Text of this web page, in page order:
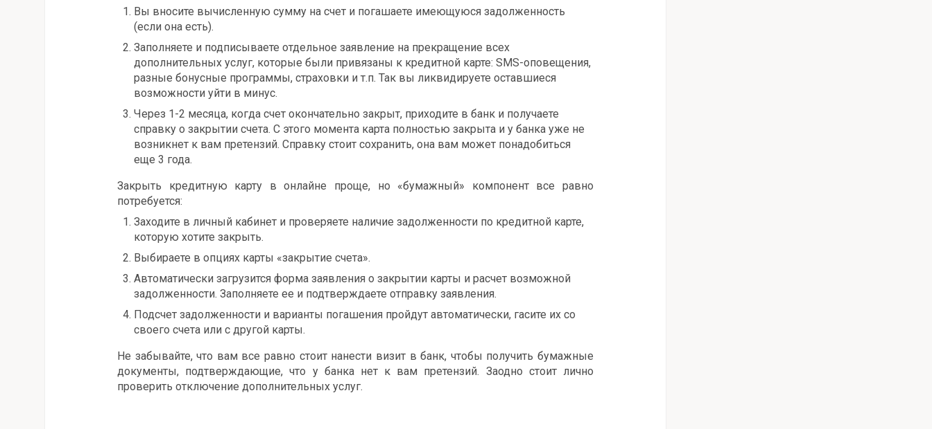
Вы вносите вычисленную сумму на счет и погашаете имеющуюся задолженность
(если она есть).
Заполняете и подписываете отдельное заявление на прекращение всех
дополнительных услуг, которые были привязаны к кредитной карте: SMS-оповещения,
разные бонусные программы, страховки и т.п. Так вы ликвидируете оставшиеся
возможности уйти в минус.
Через 1-2 месяца, когда счет окончательно закрыт, приходите в банк и получаете
справку о закрытии счета. С этого момента карта полностью закрыта и у банка уже не
возникнет к вам претензий. Справку стоит сохранить, она вам может понадобиться
еще 3 года.
Закрыть кредитную карту в онлайне проще, но «бумажный» компонент все равно
потребуется:
Заходите в личный кабинет и проверяете наличие задолженности по кредитной карте,
которую хотите закрыть.
Выбираете в опциях карты «закрытие счета».
Автоматически загрузится форма заявления о закрытии карты и расчет возможной
задолженности. Заполняете ее и подтверждаете отправку заявления.
Подсчет задолженности и варианты погашения пройдут автоматически, гасите их со
своего счета или с другой карты.
Не забывайте, что вам все равно стоит нанести визит в банк, чтобы получить бумажные
документы, подтверждающие, что у банка нет к вам претензий. Заодно стоит лично
проверить отключение дополнительных услуг.